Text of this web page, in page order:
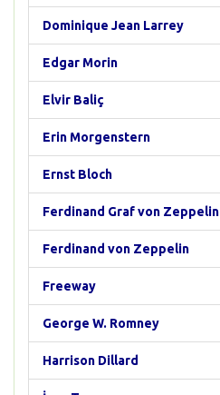
Dominique Jean Larrey
Edgar Morin
Elvir Baliç
Erin Morgenstern
Ernst Bloch
Ferdinand Graf von Zeppelin
Ferdinand von Zeppelin
Freeway
George W. Romney
Harrison Dillard